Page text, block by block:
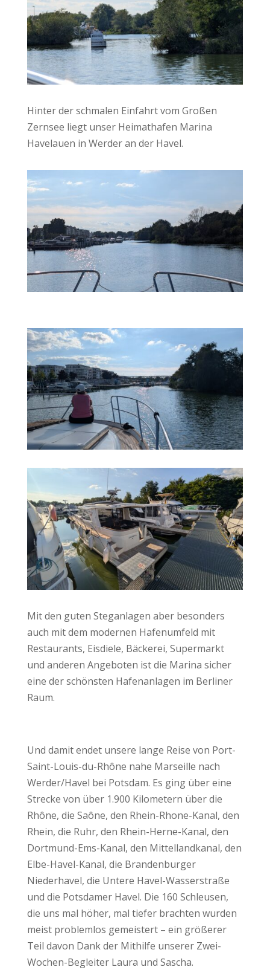
Hinter der schmalen Einfahrt vom Großen
Zernsee liegt unser Heimathafen Marina
Havelauen in Werder an der Havel.
Mit den guten Steganlagen aber besonders
auch mit dem modernen Hafenumfeld mit
Restaurants, Eisdiele, Bäckerei, Supermarkt
und anderen Angeboten ist die Marina sicher
eine der schönsten Hafenanlagen im Berliner
Raum.
Und damit endet unsere lange Reise von Port-
Saint-Louis-du-Rhône nahe Marseille nach
Werder/Havel bei Potsdam. Es ging über eine
Strecke von über 1.900 Kilometern über die
Rhône, die Saône, den Rhein-Rhone-Kanal, den
Rhein, die Ruhr, den Rhein-Herne-Kanal, den
Dortmund-Ems-Kanal, den Mittellandkanal, den
Elbe-Havel-Kanal, die Brandenburger
Niederhavel, die Untere Havel-Wasserstraße
und die Potsdamer Havel. Die 160 Schleusen,
die uns mal höher, mal tiefer brachten wurden
meist problemlos gemeistert – ein größerer
Teil davon Dank der Mithilfe unserer Zwei-
Wochen-Begleiter Laura und Sascha.